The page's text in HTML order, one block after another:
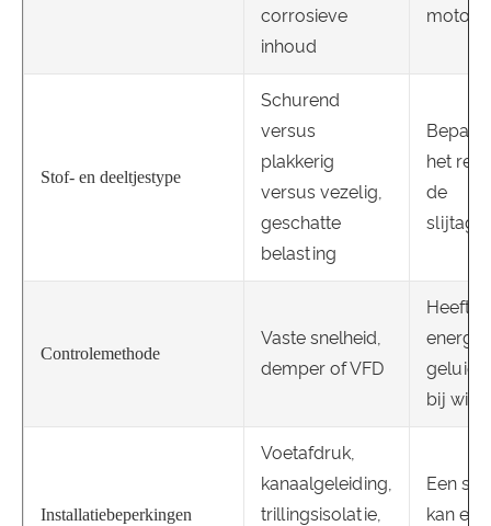
corrosieve
inhoud
Stof- en deeltjestype
Schurend
versus
plakkerig
versus vezelig,
geschatte
belasting
het
de
Controlemethode
Vaste snelheid,
demper of VFD
Heeft
geluid
bij
Installatiebeperkingen
Voetafdruk,
kanaalgeleiding,
trillingsisolatie,
Een
kan